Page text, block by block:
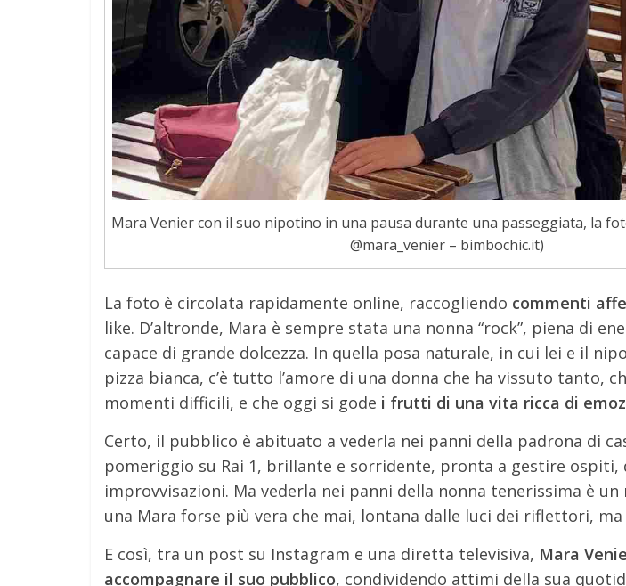
Mara Venier con il suo nipotino in una pausa durante una passeggiata, la
@mara_venier – bimbochic.it)
La foto è circolata rapidamente online, raccogliendo commenti
like. D’altronde, Mara è sempre stata una nonna “rock”, piena di
capace di grande dolcezza. In quella posa naturale, in cui lei e il
pizza bianca, c’è tutto l’amore di una donna che ha vissuto tanto,
momenti difficili, e che oggi si gode i frutti di una vita ricca di
Certo, il pubblico è abituato a vederla nei panni della padrona di
pomeriggio su Rai 1, brillante e sorridente, pronta a gestire ospiti,
improvvisazioni. Ma vederla nei panni della nonna tenerissima è
una Mara forse più vera che mai, lontana dalle luci dei riflettori,
E così, tra un post su Instagram e una diretta televisiva, Mara
accompagnare il suo pubblico, condividendo attimi della sua